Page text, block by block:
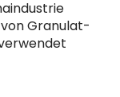
Granulat-